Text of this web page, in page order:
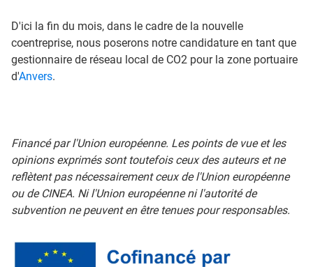
D'ici la fin du mois, dans le cadre de la nouvelle
coentreprise, nous poserons notre candidature en tant que
gestionnaire de réseau local de CO2 pour la zone portuaire
d'Anvers.
Financé par l'Union européenne. Les points de vue et les
opinions exprimés sont toutefois ceux des auteurs et ne
reflètent pas nécessairement ceux de l'Union européenne
ou de CINEA. Ni l'Union européenne ni l'autorité de
subvention ne peuvent en être tenues pour responsables.